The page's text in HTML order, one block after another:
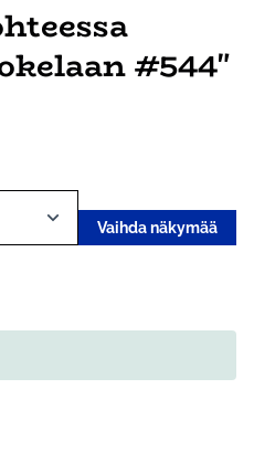
#544"
Vaihda näkymää